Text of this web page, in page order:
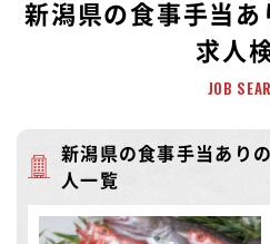
新潟県の食事手当
求人
JOB
新潟県の食事手当あり
人一覧